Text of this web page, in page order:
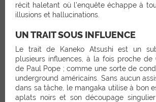
récit haletant où l’enquête échappe à
illusions et hallucinations.
UN TRAIT SOUS INFLUENCE
Le trait de Kaneko Atsushi est un
plusieurs influences, à la fois proche de
de Paul Pope ; comme une sorte de
underground américains. Sans aucun
dans sa tâche, le mangaka utilise à bon
aplats noirs et son découpage